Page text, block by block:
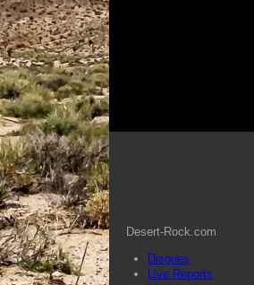
Desert-Rock.com
Disques
Live Reports